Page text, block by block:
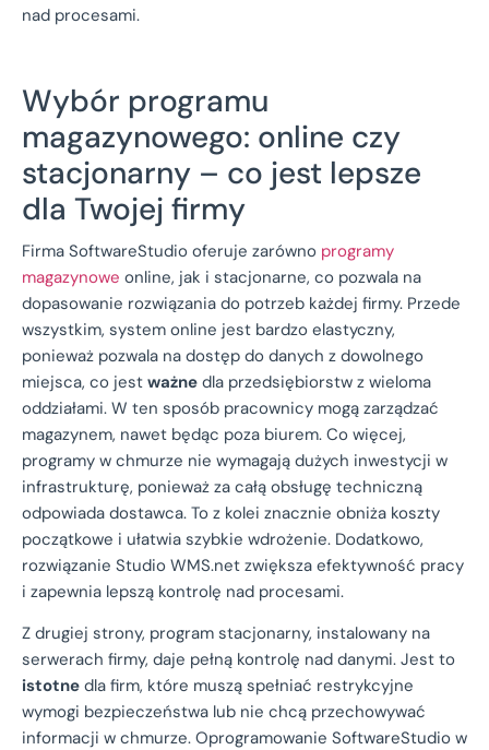
nad procesami.
Wybór programu
magazynowego: online czy
stacjonarny – co jest lepsze
dla Twojej firmy
Firma SoftwareStudio oferuje zarówno programy
magazynowe online, jak i stacjonarne, co pozwala na
dopasowanie rozwiązania do potrzeb każdej firmy. Przede
wszystkim, system online jest bardzo elastyczny,
ponieważ pozwala na dostęp do danych z dowolnego
miejsca, co jest ważne dla przedsiębiorstw z wieloma
oddziałami. W ten sposób pracownicy mogą zarządzać
magazynem, nawet będąc poza biurem. Co więcej,
programy w chmurze nie wymagają dużych inwestycji w
infrastrukturę, ponieważ za całą obsługę techniczną
odpowiada dostawca. To z kolei znacznie obniża koszty
początkowe i ułatwia szybkie wdrożenie. Dodatkowo,
rozwiązanie Studio WMS.net zwiększa efektywność pracy
i zapewnia lepszą kontrolę nad procesami.
Z drugiej strony, program stacjonarny, instalowany na
serwerach firmy, daje pełną kontrolę nad danymi. Jest to
istotne dla firm, które muszą spełniać restrykcyjne
wymogi bezpieczeństwa lub nie chcą przechowywać
informacji w chmurze. Oprogramowanie SoftwareStudio w